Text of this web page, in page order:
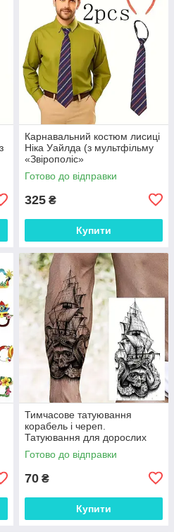
Карнавальний костюм лисиці
Ніка Уайлда (з мультфільму
«Звірополіс»
Готово до відправки
325 ₴
Купити
Тимчасове татуювання
корабель і череп.
Татуювання для дорослих
Готово до відправки
70 ₴
Купити